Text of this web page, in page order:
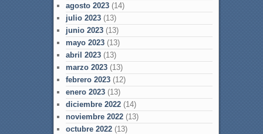
agosto 2023(14)
julio 2023(13)
junio 2023(13)
mayo 2023(13)
abril 2023(13)
marzo 2023(13)
febrero 2023(12)
enero 2023(13)
diciembre 2022(14)
noviembre 2022(13)
octubre 2022(13)